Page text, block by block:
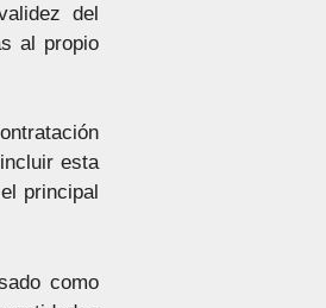
del
al propio
esta
principal
como